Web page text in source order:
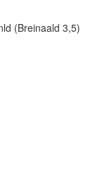
(Breinaald 3,5)